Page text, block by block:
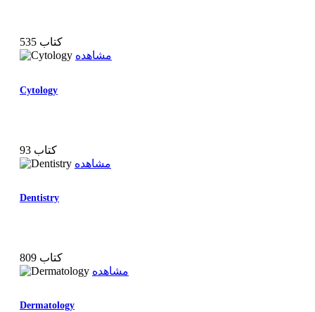
535 کتاب
مشاهده
Cytology
93 کتاب
مشاهده
Dentistry
809 کتاب
مشاهده
Dermatology